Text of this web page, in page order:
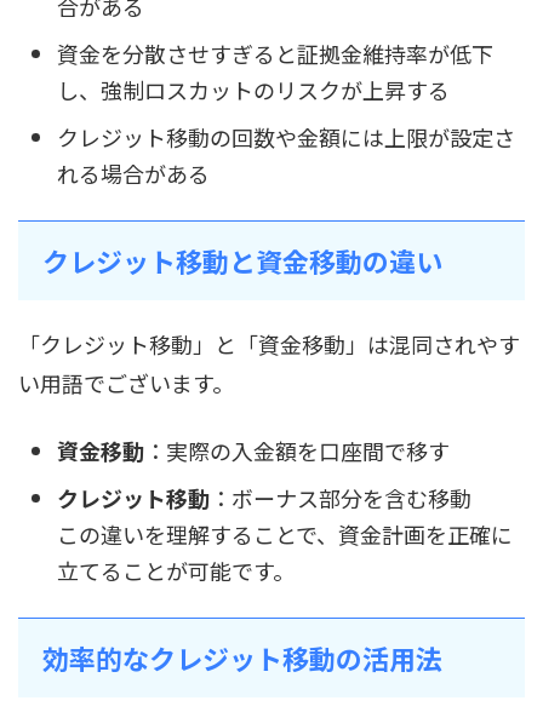
資金を分散させすぎると証拠金維持率が低下
し、強制ロスカットのリスクが上昇する
クレジット移動の回数や金額には上限が設定さ
れる場合がある
クレジット移動と資金移動の違い
「クレジット移動」と「資金移動」は混同されやす
い用語でございます。
資金移動 ：実際の入金額を口座間で移す
クレジット移動 ：ボーナス部分を含む移動
この違いを理解することで、資金計画を正確に
立てることが可能です。
効率的なクレジット移動の活用法